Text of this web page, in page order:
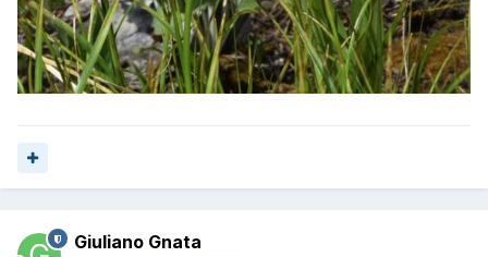
Giuliano Gnata